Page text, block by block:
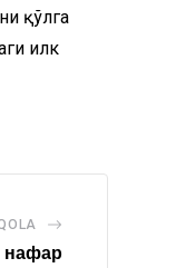
қўлга
илк
нафар